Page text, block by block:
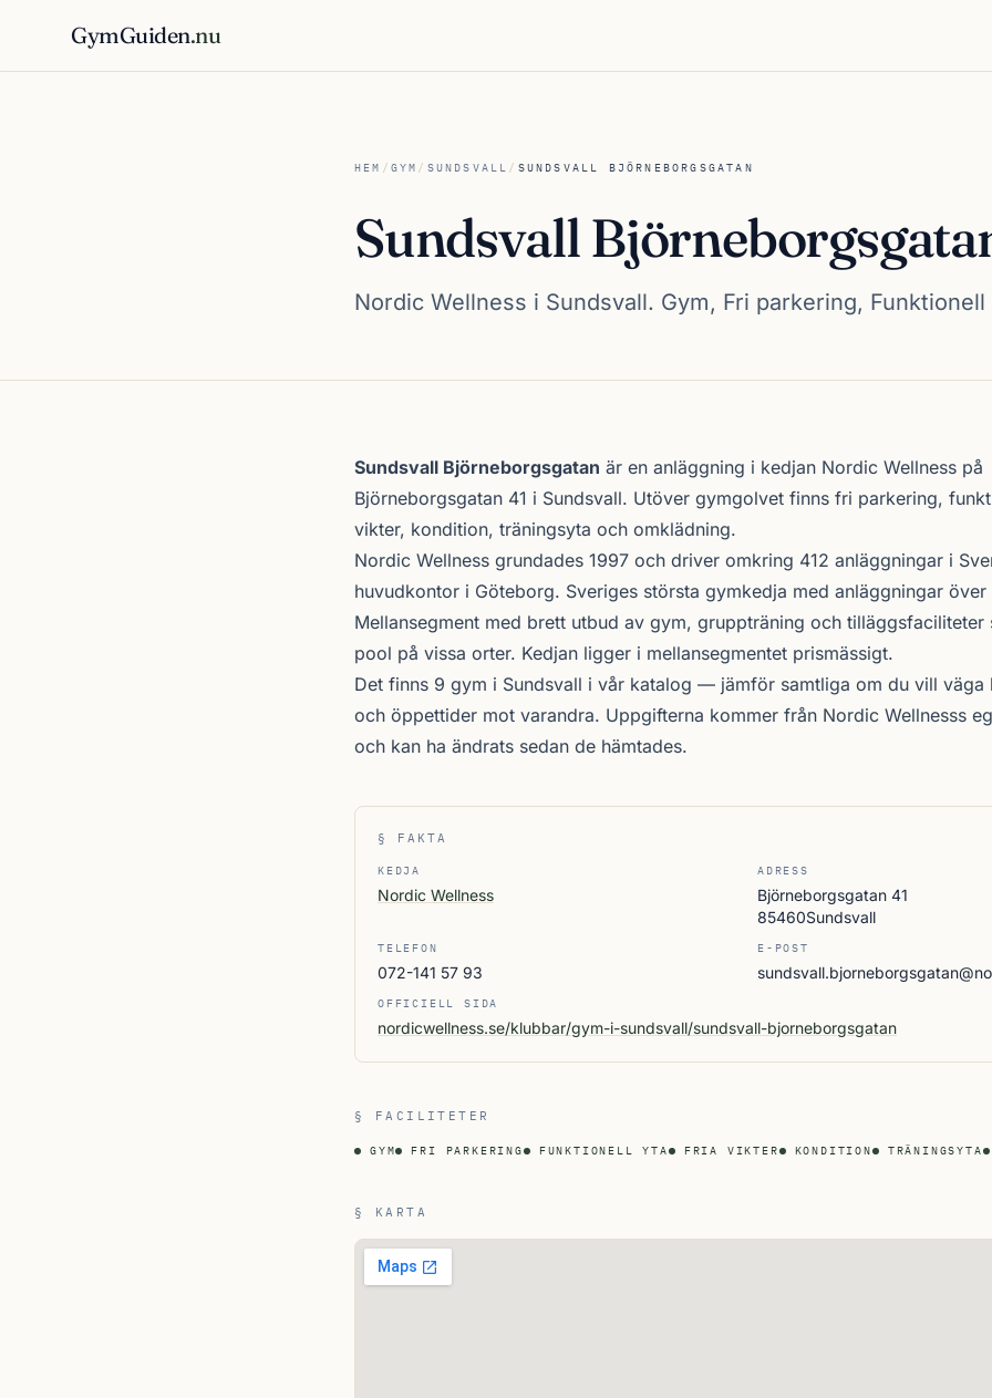
GymGuiden.nu
HEM / GYM / SUNDSVALL / SUNDSVALL BJÖRNEBORGSGATAN
Sundsvall
Nordic Wellness i Sundsvall. Gym, Fri parkering, Funktionell
Om Sundsvall Björneborgsgatan
Sundsvall Björneborgsgatan är en anläggning i kedjan Nordic Wellness på
Björneborgsgatan 41 i Sundsvall. Utöver gymgolvet finns fri parkering,
vikter, kondition, träningsyta och omklädning.
Nordic Wellness grundades 1997 och driver omkring 412 anläggningar i
huvudkontor i Göteborg. Sveriges största gymkedja med anläggningar över
Mellansegment med brett utbud av gym, gruppträning och tilläggsfaciliteter
pool på vissa orter. Kedjan ligger i mellansegmentet prismässigt.
Det finns 9 gym i Sundsvall i vår katalog — jämför samtliga om du vill väga
och öppettider mot varandra. Uppgifterna kommer från Nordic Wellnesss
och kan ha ändrats sedan de hämtades.
§ FAKTA
KEDJA
Nordic Wellness
ADRESS
Björneborgsgatan 41
85460Sundsvall
TELEFON
072-141 57 93
E-POST
OFFICIELL SIDA
nordicwellness.se/klubbar/gym-i-sundsvall/sundsvall-bjorneborgsgatan
§ FACILITETER
GYM FRI PARKERING FUNKTIONELL YTA FRIA VIKTER KONDITION TRÄNINGSYTA
§ KARTA